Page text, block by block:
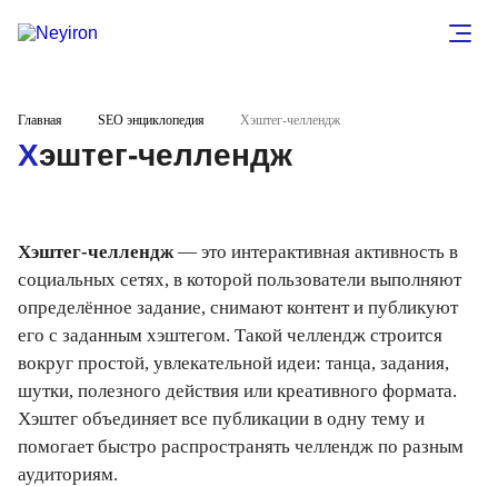
Главная SEO энциклопедия Хэштег-челлендж
Хэштег-челлендж
Хэштег-челлендж— это интерактивная активность в
социальных сетях, в которой пользователи выполняют
определённое задание, снимают контент и публикуют
его с заданным хэштегом. Такой челлендж строится
вокруг простой, увлекательной идеи: танца, задания,
шутки, полезного действия или креативного формата.
Хэштег объединяет все публикации в одну тему и
помогает быстро распространять челлендж по разным
аудиториям.